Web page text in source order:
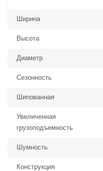
Ширина
Высота
Диаметр
Сезонность
Шипованная
Увеличенная
грузоподъемность
Шумность
Конструкция